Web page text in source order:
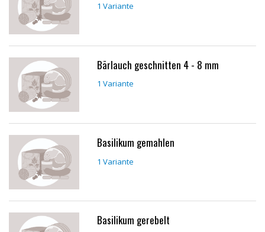
Rohstoffe
Convenience
Technologie
Anwendungsrezepturen
Kataloge
1 Variante
Bärlauch geschnitten 4 - 8 mm
1 Variante
Basilikum gemahlen
1 Variante
Basilikum gerebelt